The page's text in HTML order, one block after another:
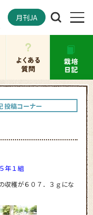
月刊JA
投稿コーナー
年１組
収穫が６０７．３ｇにな